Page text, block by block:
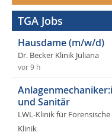
TGA Jobs
Hausdame (m/w/d)
Dr. Becker Klinik Juliana
vor 9 h
und Sanitär
LWL-Klinik für
Klinik